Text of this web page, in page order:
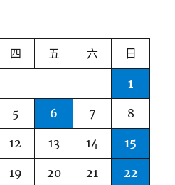
四 五 六 日
1
5 6 7 8
12 13 14 15
19 20 21 22